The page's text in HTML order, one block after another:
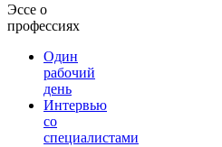
Эссе о
профессиях
Один
рабочий
день
Интервью
со
специалистами